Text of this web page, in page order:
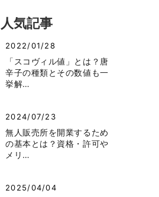
人気記事
2022/01/28
「スコヴィル値」とは？唐
辛子の種類とその数値も一
挙解…
2024/07/23
無人販売所を開業するため
の基本とは？資格・許可や
メリ…
2025/04/04